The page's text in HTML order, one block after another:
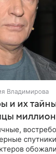
Владимирова
и их